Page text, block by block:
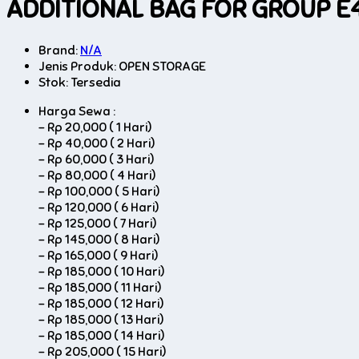
ADDITIONAL BAG FOR GROUP
Brand: N/A
Jenis Produk: OPEN STORAGE
Stok: Tersedia
Harga Sewa :
- Rp 20,000 ( 1 Hari)
- Rp 40,000 ( 2 Hari)
- Rp 60,000 ( 3 Hari)
- Rp 80,000 ( 4 Hari)
- Rp 100,000 ( 5 Hari)
- Rp 120,000 ( 6 Hari)
- Rp 125,000 ( 7 Hari)
- Rp 145,000 ( 8 Hari)
- Rp 165,000 ( 9 Hari)
- Rp 185,000 ( 10 Hari)
- Rp 185,000 ( 11 Hari)
- Rp 185,000 ( 12 Hari)
- Rp 185,000 ( 13 Hari)
- Rp 185,000 ( 14 Hari)
- Rp 205,000 ( 15 Hari)